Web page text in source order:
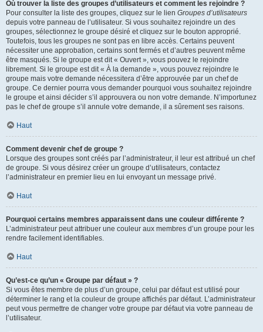
Où trouver la liste des groupes d’utilisateurs et comment les rejoindre ?
Pour consulter la liste des groupes, cliquez sur le lien Groupes d’utilisateurs
depuis votre panneau de l’utilisateur. Si vous souhaitez rejoindre un des
groupes, sélectionnez le groupe désiré et cliquez sur le bouton approprié.
Toutefois, tous les groupes ne sont pas en libre accès. Certains peuvent
nécessiter une approbation, certains sont fermés et d’autres peuvent même
être masqués. Si le groupe est dit « Ouvert », vous pouvez le rejoindre
librement. Si le groupe est dit « À la demande », vous pouvez rejoindre le
groupe mais votre demande nécessitera d’être approuvée par un chef de
groupe. Ce dernier pourra vous demander pourquoi vous souhaitez rejoindre
le groupe et ainsi décider s’il approuvera ou non votre demande. N’importunez
pas le chef de groupe s’il annule votre demande, il a sûrement ses raisons.
Haut
Comment devenir chef de groupe ?
Lorsque des groupes sont créés par l’administrateur, il leur est attribué un chef
de groupe. Si vous désirez créer un groupe d’utilisateurs, contactez
l’administrateur en premier lieu en lui envoyant un message privé.
Haut
Pourquoi certains membres apparaissent dans une couleur différente ?
L’administrateur peut attribuer une couleur aux membres d’un groupe pour les
rendre facilement identifiables.
Haut
Qu’est-ce qu’un « Groupe par défaut » ?
Si vous êtes membre de plus d’un groupe, celui par défaut est utilisé pour
déterminer le rang et la couleur de groupe affichés par défaut. L’administrateur
peut vous permettre de changer votre groupe par défaut via votre panneau de
l’utilisateur.